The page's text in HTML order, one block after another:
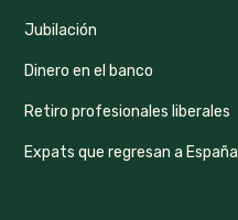
Jubilación
Dinero en el banco
Retiro profesionales liberales
Expats que regresan a España